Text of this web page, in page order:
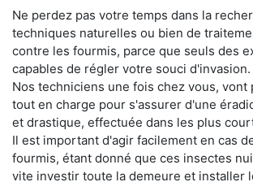
Ne perdez pas votre temps dans la
techniques naturelles ou bien de
contre les fourmis, parce que seuls des
capables de régler votre souci d'invasion.
Nos techniciens une fois chez vous, vont
tout en charge pour s'assurer d'une
et drastique, effectuée dans les plus
Il est important d'agir facilement en cas
fourmis, étant donné que ces insectes
vite investir toute la demeure et installer